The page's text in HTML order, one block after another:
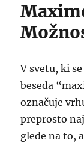
V svetu, ki
beseda
označuje
preprosto
glede na to,